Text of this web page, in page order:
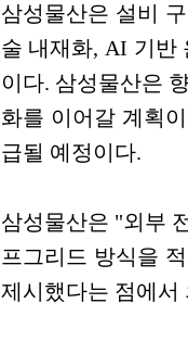
삼성물산은 설비
술 내재화, AI 기반
이다. 삼성물산은
화를 이어갈 계획
급될 예정이다.
삼성물산은 "외부
프그리드 방식을
제시했다는 점에서